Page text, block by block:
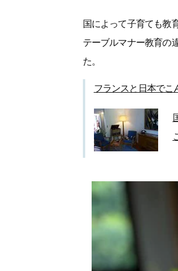
国によって子育ても教
テーブルマナー教育の
た。
フランスと日本でこ